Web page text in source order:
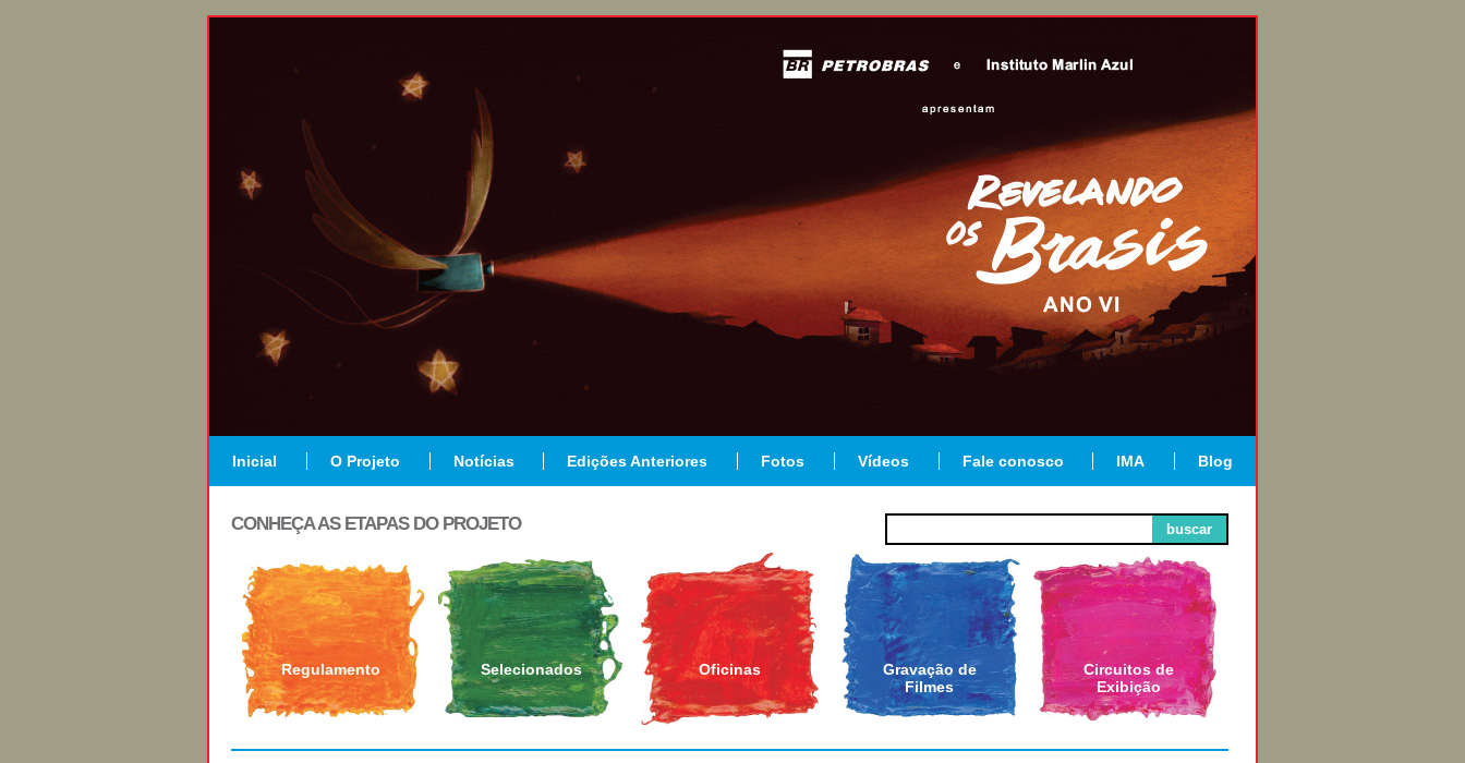
Inicial O Projeto Notícias Edições Anteriores Fotos Vídeos Fale conosco IMA Blog
buscar
CONHEÇA AS ETAPAS DO PROJETO
Regulamento Selecionados Oficinas
Gravação de
Filmes
Circuitos de
Exibição